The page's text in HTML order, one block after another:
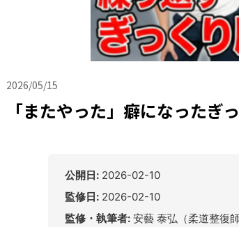
2026/05/15
「またやった」癖になったぎ
公開日: 2026-02-10
監修日: 2026-02-10
監修・執筆者: 安藝 泰弘（柔道整復師